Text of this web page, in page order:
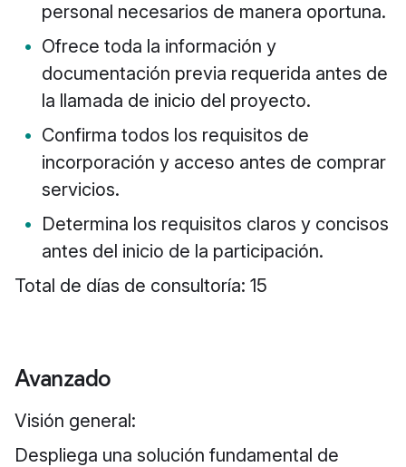
personal necesarios de manera oportuna.
Ofrece toda la información y
documentación previa requerida antes de
la llamada de inicio del proyecto.
Confirma todos los requisitos de
incorporación y acceso antes de comprar
servicios.
Determina los requisitos claros y concisos
antes del inicio de la participación.
Total de días de consultoría: 15
Avanzado
Visión general:
Despliega una solución fundamental de